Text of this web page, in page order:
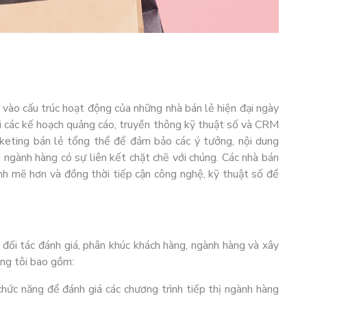
cấu trúc hoạt động của những nhà bán lẻ hiện đại ngày
kế hoạch quảng cáo, truyền thông kỹ thuật số và CRM
bán lẻ tổng thể để đảm bảo các ý tưởng, nội dung
hàng có sự liên kết chặt chẽ với chúng. Các nhà bán
mẽ hơn và đồng thời tiếp cận công nghệ, kỹ thuật số để
tác đánh giá, phân khúc khách hàng, ngành hàng và xây
tôi bao gồm:
năng để đánh giá các chương trình tiếp thị ngành hàng